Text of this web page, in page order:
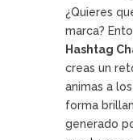
¿Quieres
marca?
Hashtag
creas un
animas a
forma
generado